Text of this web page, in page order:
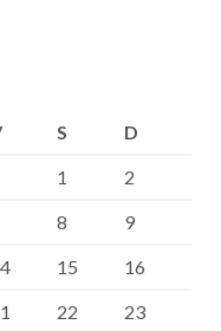
S
D
1
2
8
9
15
16
22 23